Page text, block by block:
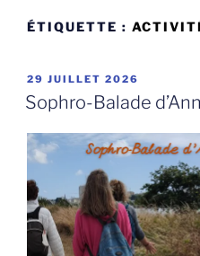
ÉTIQUETTE :
PUBLIÉ
LE
29 JUILLET 2026
Sophro-Balade